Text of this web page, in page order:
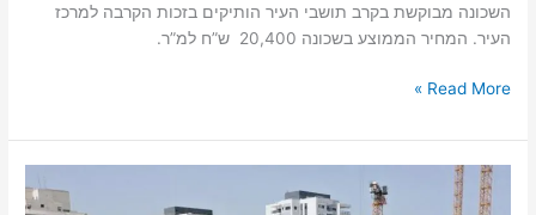
השכונה מבוקשת בקרב תושבי העיר הותיקים בזכות הקרבה למרכז
העיר. המחיר הממוצע בשכונה 20,400 ש”ח למ”ר.
Read More »
פרויקט
התחדשות